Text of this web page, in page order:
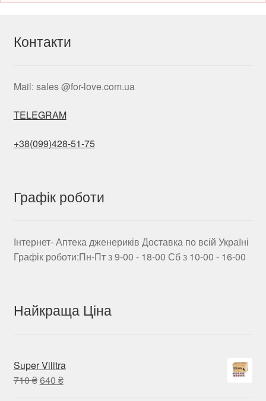
Контакти
Mail: sales @for-love.com.ua
TELEGRAM
+38(099)428-51-75
Графік роботи
Інтернет- Аптека дженериків Доставка по всій Україні
Графік роботи:Пн-Пт з 9-00 - 18-00 Сб з 10-00 - 16-00
Найкраща Ціна
Super Vilitra
710₴Оригінальна
640 ₴Поточна